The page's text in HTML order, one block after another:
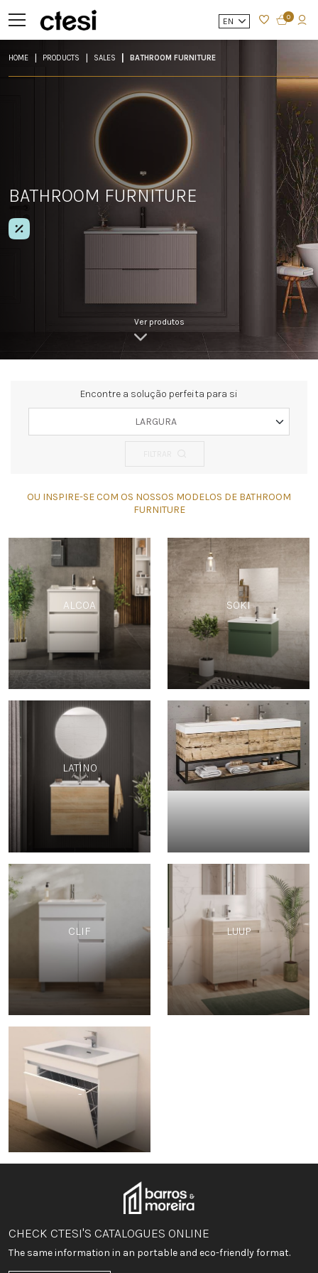
EN 0
HOME PRODUCTS SALES BATHROOM FURNITURE
BATHROOM FURNITURE
Ver produtos
Encontre a solução perfeita para si
LARGURA
OU INSPIRE-SE COM OS NOSSOS MODELOS DE BATHROOM
FURNITURE
ALCOA SOKI
LATINO -
CLIF LUUP
-
CHECK CTESI'S CATALOGUES ONLINE
The same information in an portable and eco-friendly format.